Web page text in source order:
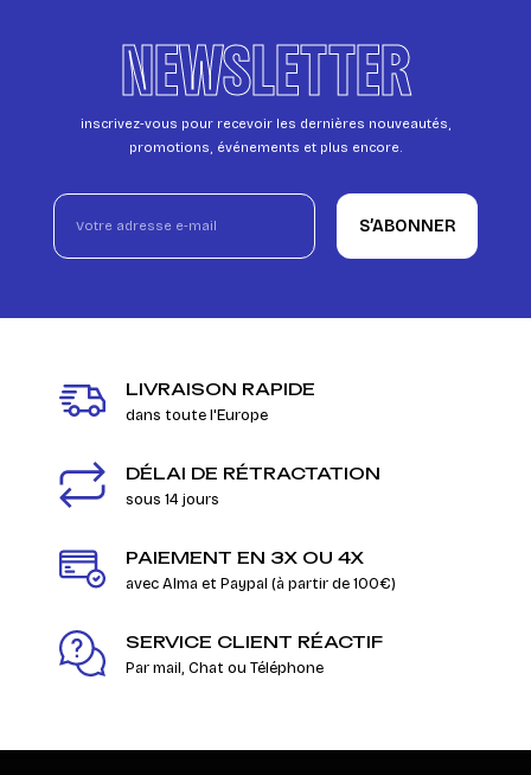
NEWSLETTER
inscrivez-vous pour recevoir les dernières nouveautés,
promotions, événements et plus encore.
S’ABONNER
LIVRAISON RAPIDE
dans toute l'Europe
DÉLAI DE RÉTRACTATION
sous 14 jours
PAIEMENT EN 3X OU 4X
avec Alma et Paypal (à partir de 100€)
SERVICE CLIENT RÉACTIF
Par mail, Chat ou Téléphone